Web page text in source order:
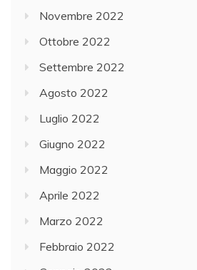
Novembre 2022
Ottobre 2022
Settembre 2022
Agosto 2022
Luglio 2022
Giugno 2022
Maggio 2022
Aprile 2022
Marzo 2022
Febbraio 2022